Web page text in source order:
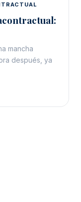
mancha
después, ya